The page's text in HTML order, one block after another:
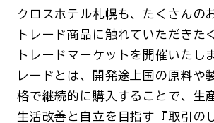
クロスホテル札幌も、たくさんの
トレード商品に触れていただきた
トレードマーケットを開催いたし
レードとは、開発途上国の原料や
格で継続的に購入することで、生
生活改善と自立を目指す『取引の